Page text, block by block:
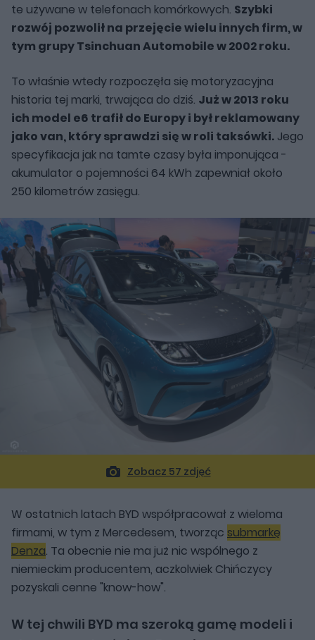
te używane w telefonach komórkowych. Szybki
rozwój pozwolił na przejęcie wielu innych firm, w
tym grupy Tsinchuan Automobile w 2002 roku.
To właśnie wtedy rozpoczęła się motoryzacyjna
historia tej marki, trwająca do dziś. Już w 2013 roku
ich model e6 trafił do Europy i był reklamowany
jako van, który sprawdzi się w roli taksówki. Jego
specyfikacja jak na tamte czasy była imponująca -
akumulator o pojemności 64 kWh zapewniał około
250 kilometrów zasięgu.
Zobacz 57 zdjęć
W ostatnich latach BYD współpracował z wieloma
firmami, w tym z Mercedesem, tworząc submarkę
Denza. Ta obecnie nie ma już nic wspólnego z
niemieckim producentem, aczkolwiek Chińczycy
pozyskali cenne "know-how".
W tej chwili BYD ma szeroką gamę modeli i